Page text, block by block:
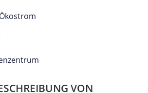
VON